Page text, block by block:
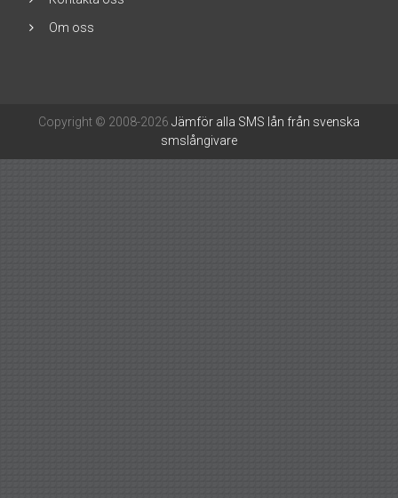
Om oss
Copyright © 2008-2026 Jämför alla SMS lån från svenska
smslångivare